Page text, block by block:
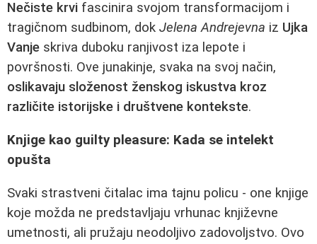
Nečiste krvi fascinira svojom transformacijom i
tragičnom sudbinom, dok Jelena Andrejevna iz Ujka
Vanje skriva duboku ranjivost iza lepote i
površnosti. Ove junakinje, svaka na svoj način,
oslikavaju složenost ženskog iskustva kroz
različite istorijske i društvene kontekste.
Knjige kao guilty pleasure: Kada se intelekt
opušta
Svaki strastveni čitalac ima tajnu policu - one knjige
koje možda ne predstavljaju vrhunac književne
umetnosti, ali pružaju neodoljivo zadovoljstvo. Ovo